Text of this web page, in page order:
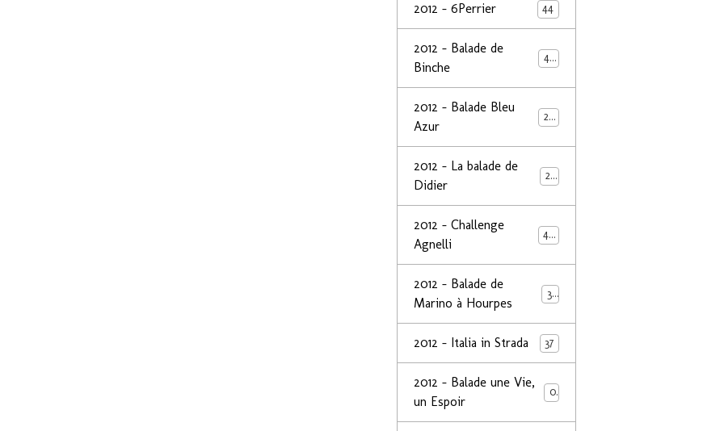
2012 - 6Perrier 44
2012 - Balade de
Binche
48
2012 - Balade Bleu
Azur
26
2012 - La balade de
Didier
25
2012 - Challenge
Agnelli
44
2012 - Balade de
Marino à Hourpes
39
2012 - Italia in Strada 37
2012 - Balade une Vie,
un Espoir
0